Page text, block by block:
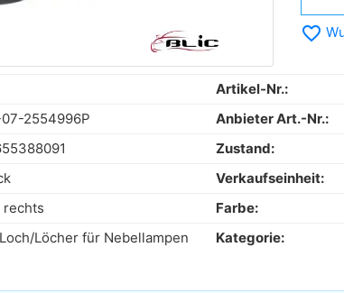
favorite_border
Artikel-Nr.:
2554996P Anbieter Art.-Nr.:
Zustand:
Verkaufseinheit:
rechts Farbe:
Löcher für Nebellampen Kategorie: